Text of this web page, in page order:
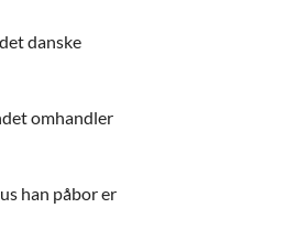
danske
omhandler
han påbor er